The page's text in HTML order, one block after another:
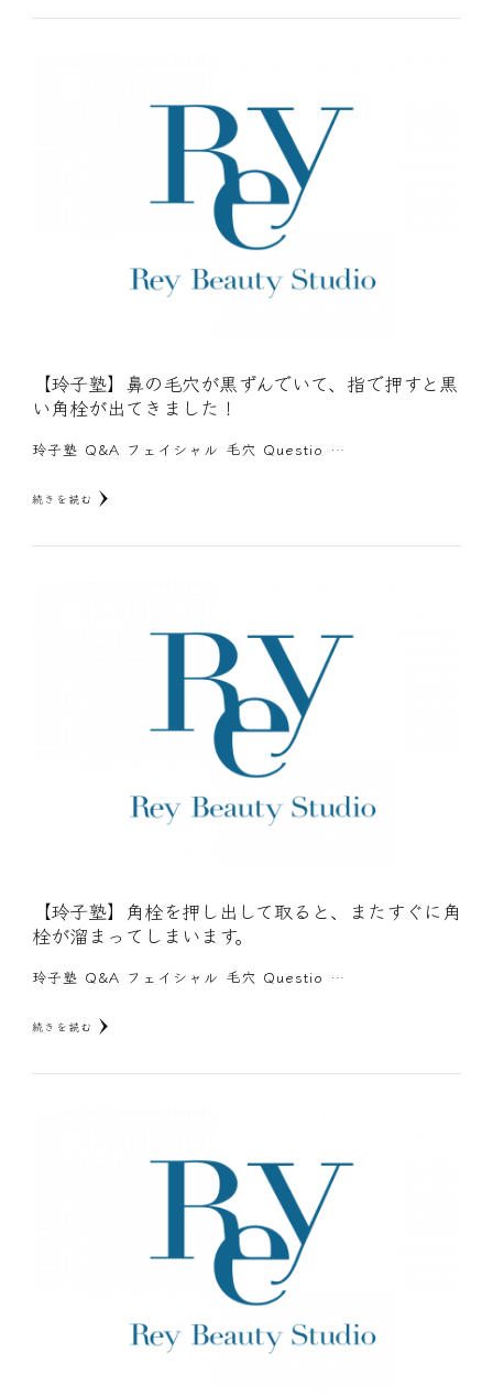
【玲子塾】鼻の毛穴が黒ずんでいて、指で押すと黒
い角栓が出てきました！
玲子塾 Q&A フェイシャル 毛穴 Questio …
続きを読む
【玲子塾】角栓を押し出して取ると、またすぐに角
栓が溜まってしまいます。
玲子塾 Q&A フェイシャル 毛穴 Questio …
続きを読む